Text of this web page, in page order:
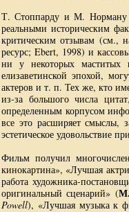
Т. Стоппарду и М. Норману
реальными историческим
критическим отзывам (см.,
ресурс; Ebert, 1998) и
ни у некоторых маститых
елизаветинской эпохой,
актеров и т. п. Тех же, кто
из-за большого числа
определенным корпусом
все это расширяет смыслы,
эстетическое удовольствие
Фильм получил
кинокартина», «Лучшая
работа художника-
оригинальный сценарий» (
Powell), «Лучшая музыка к